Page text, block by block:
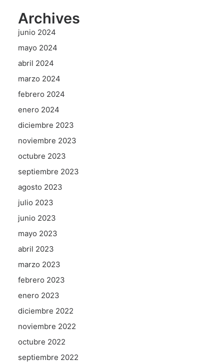
Archives
junio 2024
mayo 2024
abril 2024
marzo 2024
febrero 2024
enero 2024
diciembre 2023
noviembre 2023
octubre 2023
septiembre 2023
agosto 2023
julio 2023
junio 2023
mayo 2023
abril 2023
marzo 2023
febrero 2023
enero 2023
diciembre 2022
noviembre 2022
octubre 2022
septiembre 2022